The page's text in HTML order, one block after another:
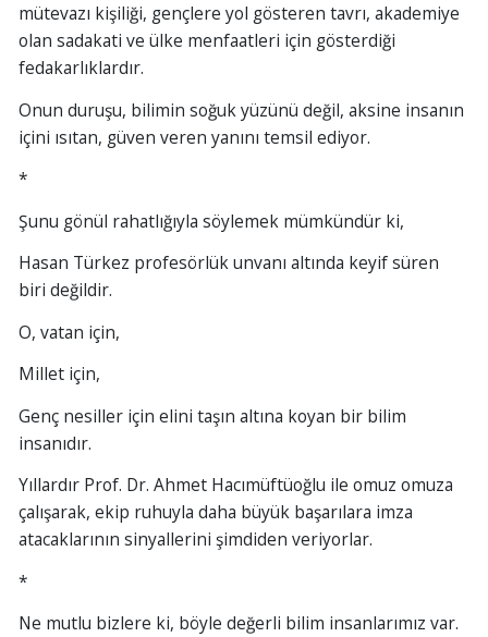
mütevazı kişiliği, gençlere yol gösteren tavrı, akademiye
olan sadakati ve ülke menfaatleri için gösterdiği
fedakarlıklardır.
Onun duruşu, bilimin soğuk yüzünü değil, aksine insanın
içini ısıtan, güven veren yanını temsil ediyor.
*
Şunu gönül rahatlığıyla söylemek mümkündür ki,
Hasan Türkez profesörlük unvanı altında keyif süren
biri değildir.
O, vatan için,
Millet için,
Genç nesiller için elini taşın altına koyan bir bilim
insanıdır.
Yıllardır Prof. Dr. Ahmet Hacımüftüoğlu ile omuz omuza
çalışarak, ekip ruhuyla daha büyük başarılara imza
atacaklarının sinyallerini şimdiden veriyorlar.
*
Ne mutlu bizlere ki, böyle değerli bilim insanlarımız var.